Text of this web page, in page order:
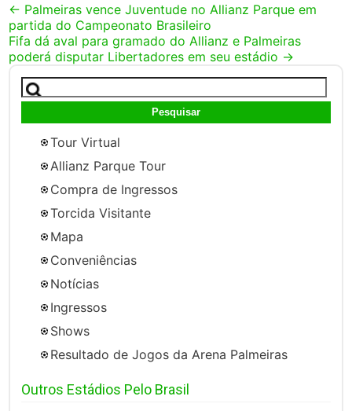
Post
navigation
← Palmeiras vence Juventude no Allianz Parque em
partida do Campeonato Brasileiro
Fifa dá aval para gramado do Allianz e Palmeiras
poderá disputar Libertadores em seu estádio →
Pesquisar
por:
Tour Virtual
Allianz Parque Tour
Compra de Ingressos
Torcida Visitante
Mapa
Conveniências
Notícias
Ingressos
Shows
Resultado de Jogos da Arena Palmeiras
Outros Estádios Pelo Brasil